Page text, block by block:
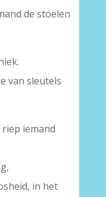
de stoelen
van sleutels
iemand
in het